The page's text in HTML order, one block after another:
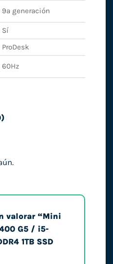
9ª generación
Sí
ProDesk
60Hz
valorar “Mini
400 G5 / i5-
1TB SSD